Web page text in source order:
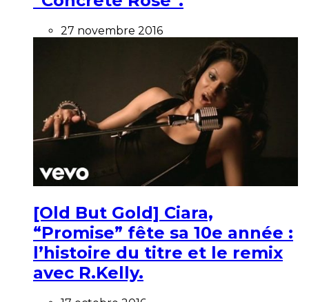
27 novembre 2016
[Old But Gold] Ciara,
“Promise” fête sa 10e année :
l’histoire du titre et le remix
avec R.Kelly.